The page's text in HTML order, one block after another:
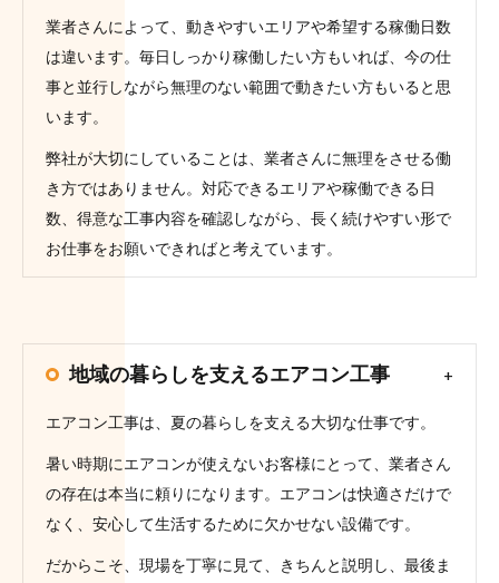
業者さんによって、動きやすいエリアや希望する稼働日数
は違います。毎日しっかり稼働したい方もいれば、今の仕
事と並行しながら無理のない範囲で動きたい方もいると思
います。
弊社が大切にしていることは、業者さんに無理をさせる働
き方ではありません。対応できるエリアや稼働できる日
数、得意な工事内容を確認しながら、長く続けやすい形で
お仕事をお願いできればと考えています。
地域の暮らしを支えるエアコン工事
エアコン工事は、夏の暮らしを支える大切な仕事です。
暑い時期にエアコンが使えないお客様にとって、業者さん
の存在は本当に頼りになります。エアコンは快適さだけで
なく、安心して生活するために欠かせない設備です。
だからこそ、現場を丁寧に見て、きちんと説明し、最後ま